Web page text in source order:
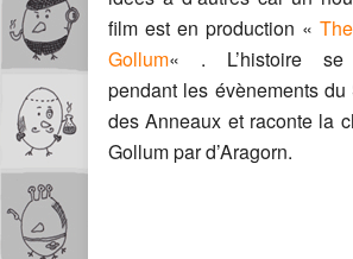
film est en production «
Gollum« . L’histoire se
pendant les évènements du
des Anneaux et raconte la
Gollum par d’Aragorn.